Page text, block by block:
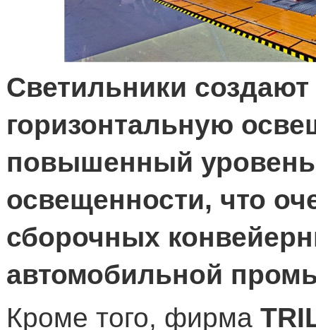
Светильники
горизонтальную
повышенный уровень
освещенности, что
сборочных
автомобильной
Кроме того, фирма